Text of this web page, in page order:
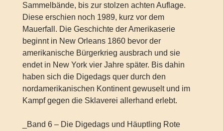
Sammelbände, bis zur stolzen achten Auflage.
Diese erschien noch 1989, kurz vor dem
Mauerfall. Die Geschichte der Amerikaserie
beginnt in New Orleans 1860 bevor der
amerikanische Bürgerkrieg ausbrach und sie
endet in New York vier Jahre später. Bis dahin
haben sich die Digedags quer durch den
nordamerikanischen Kontinent gewuselt und im
Kampf gegen die Sklaverei allerhand erlebt.
_Band 6 – Die Digedags und Häuptling Rote